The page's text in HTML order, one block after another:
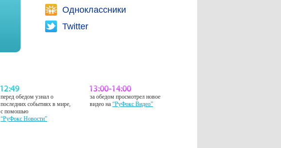
Одноклассники
Twitter
перед обедом узнал о
последних событиях в мире,
с помошью
“РуФокс Новости”
за обедом просмотрел новое
видео на“РуФокс Видео”